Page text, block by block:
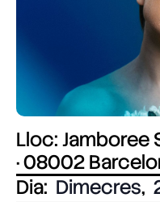
Lloc: Jamboree
· 08002
Dia: Dimecres,